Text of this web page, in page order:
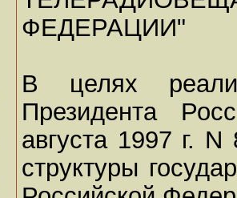
ФЕДЕРАЦИИ"
В целях
Президента
августа 1997 г.
структуры